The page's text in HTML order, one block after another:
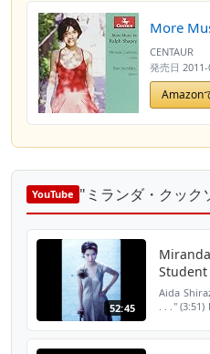
More
CENTAUR
発売日
Amazon
YouTube "ミランダ・クック
52:45
Student
Aida
. . ."